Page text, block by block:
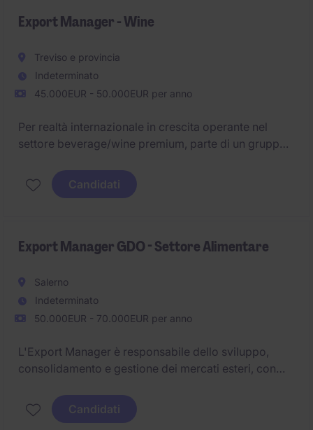
Export Manager - Wine
Treviso e provincia
Indeterminato
45.000EUR - 50.000EUR per anno
Per realtà internazionale in crescita operante nel
settore beverage/wine premium, parte di un gruppo
un/una Export Manager che supporti il gruppo nello
sviluppo e consolidamento del mercato
Candidati
Export Manager GDO - Settore Alimentare
Salerno
Indeterminato
50.000EUR - 70.000EUR per anno
L'Export Manager è responsabile dello sviluppo,
consolidamento e gestione dei mercati esteri, con
incrementare il fatturato internazionale e rafforzare il
posizionamento dell'azienda alimentare nei paesi
Candidati